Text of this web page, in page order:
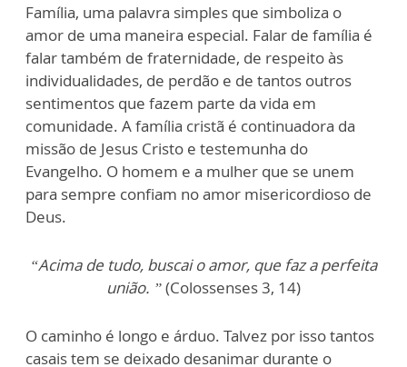
Família, uma palavra simples que simboliza o
amor de uma maneira especial. Falar de família é
falar também de fraternidade, de respeito às
individualidades, de perdão e de tantos outros
sentimentos que fazem parte da vida em
comunidade. A família cristã é continuadora da
missão de Jesus Cristo e testemunha do
Evangelho. O homem e a mulher que se unem
para sempre confiam no amor misericordioso de
Deus.
“Acima de tudo, buscai o amor, que faz a perfeita
união. ”(Colossenses 3, 14)
O caminho é longo e árduo. Talvez por isso tantos
casais tem se deixado desanimar durante o